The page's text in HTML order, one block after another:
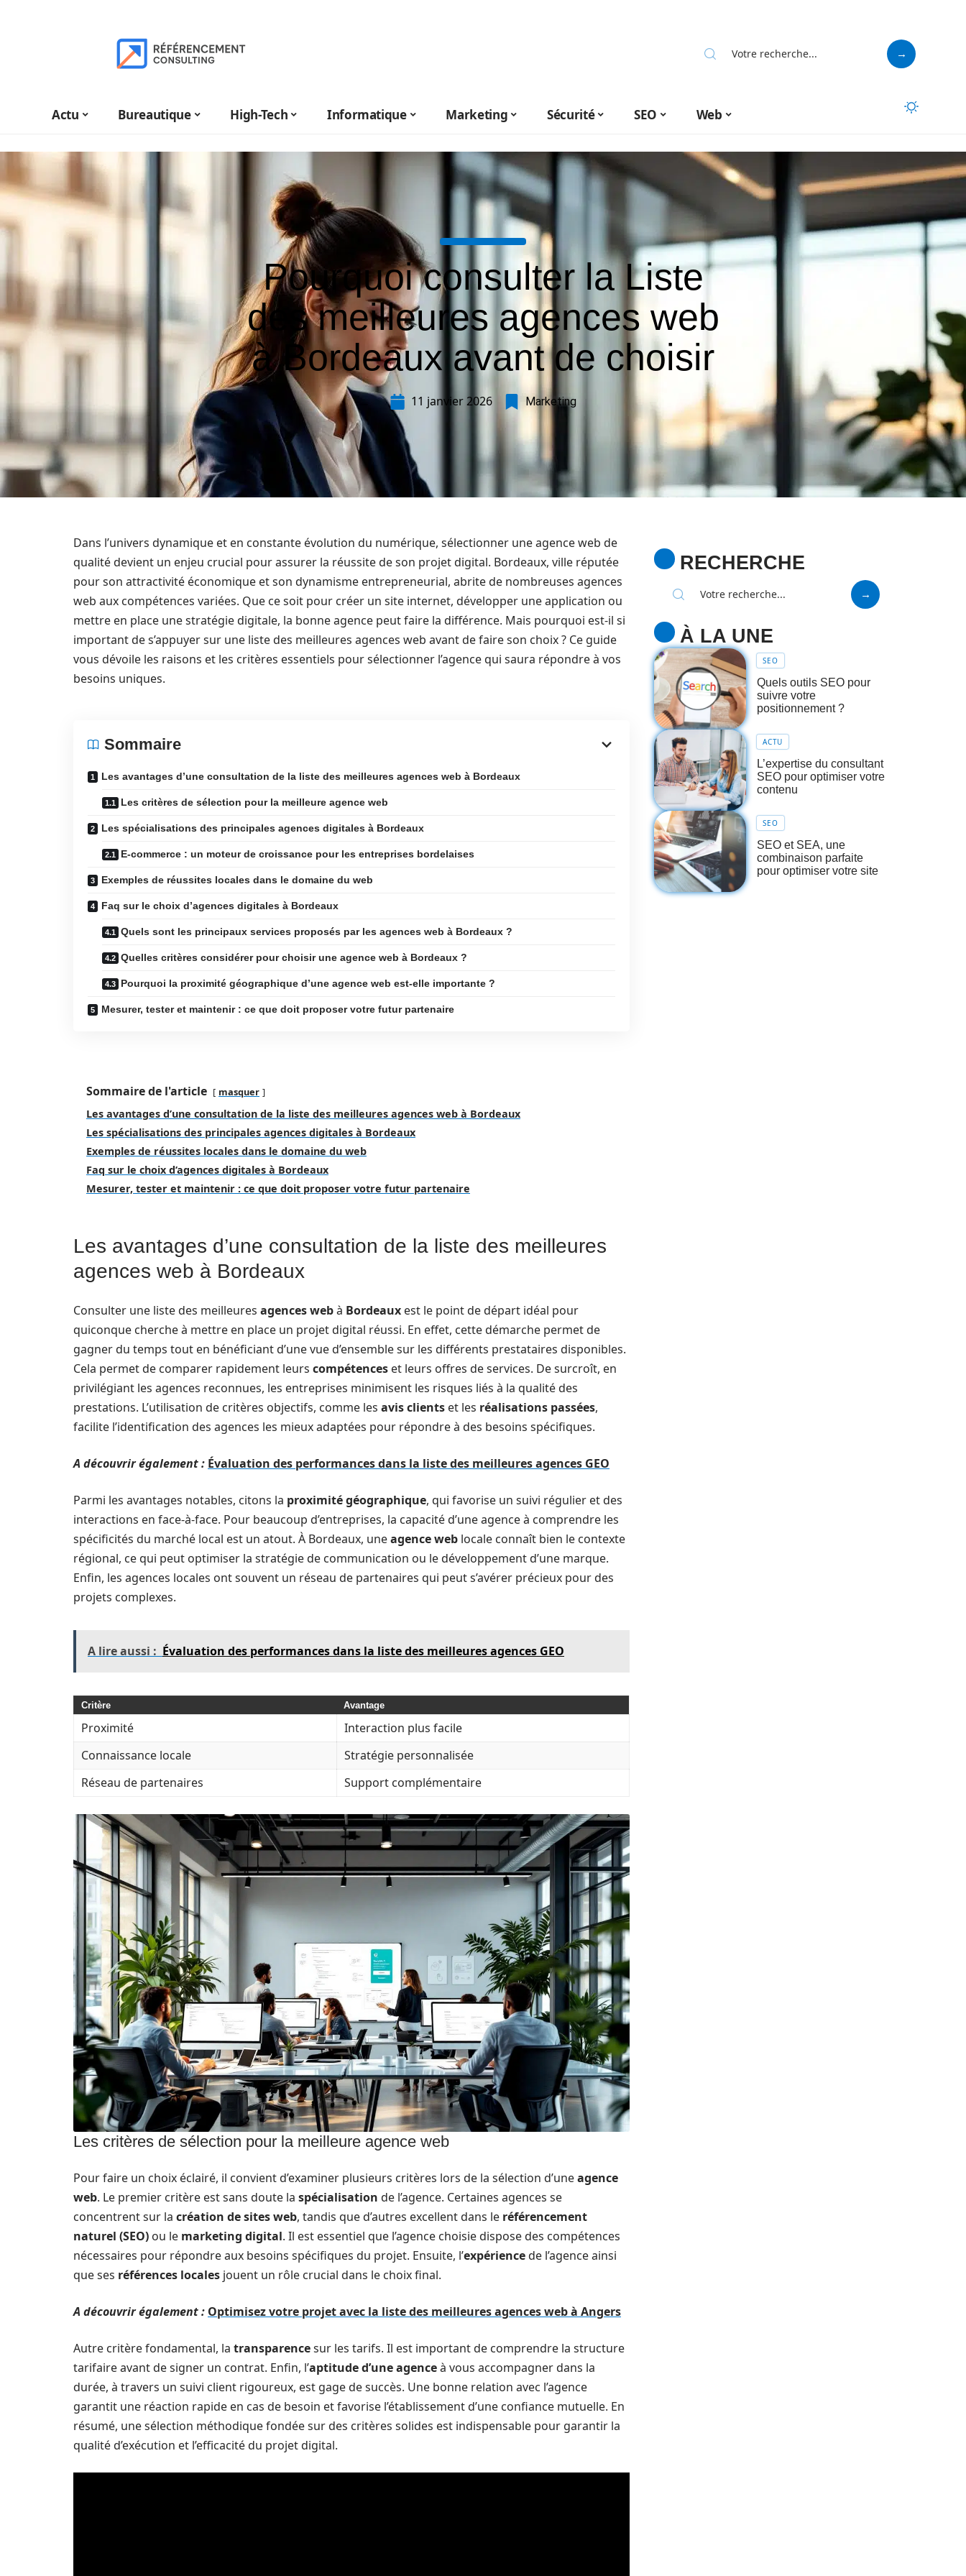
Actu Bureautique High-Tech Informatique Marketing Sécurité SEO Web
Pourquoi consulter la Liste
des meilleures agences web
à Bordeaux avant de choisir
11 janvier 2026 Marketing
Dans l’univers dynamique et en constante évolution du numérique, sélectionner une agence web de
qualité devient un enjeu crucial pour assurer la réussite de son projet digital. Bordeaux, ville réputée
pour son attractivité économique et son dynamisme entrepreneurial, abrite de nombreuses agences
web aux compétences variées. Que ce soit pour créer un site internet, développer une application ou
mettre en place une stratégie digitale, la bonne agence peut faire la différence. Mais pourquoi est-il si
important de s’appuyer sur une liste des meilleures agences web avant de faire son choix ? Ce guide
vous dévoile les raisons et les critères essentiels pour sélectionner l’agence qui saura répondre à vos
besoins uniques.
Sommaire
Les avantages d’une consultation de la liste des meilleures agences web à Bordeaux
Les critères de sélection pour la meilleure agence web
Les spécialisations des principales agences digitales à Bordeaux
E-commerce : un moteur de croissance pour les entreprises bordelaises
Exemples de réussites locales dans le domaine du web
Faq sur le choix d’agences digitales à Bordeaux
Quels sont les principaux services proposés par les agences web à Bordeaux ?
Quelles critères considérer pour choisir une agence web à Bordeaux ?
Pourquoi la proximité géographique d’une agence web est-elle importante ?
Mesurer, tester et maintenir : ce que doit proposer votre futur partenaire
Sommaire de l'article masquer
Les avantages d’une consultation de la liste des meilleures agences web à Bordeaux
Les spécialisations des principales agences digitales à Bordeaux
Exemples de réussites locales dans le domaine du web
Faq sur le choix d’agences digitales à Bordeaux
Mesurer, tester et maintenir : ce que doit proposer votre futur partenaire
Les avantages d’une consultation de la liste des meilleures
agences web à Bordeaux
Consulter une liste des meilleures agences webà Bordeaux est le point de départ idéal pour
quiconque cherche à mettre en place un projet digital réussi. En effet, cette démarche permet de
gagner du temps tout en bénéficiant d’une vue d’ensemble sur les différents prestataires disponibles.
Cela permet de comparer rapidement leurs compétences et leurs offres de services. De surcroît, en
privilégiant les agences reconnues, les entreprises minimisent les risques liés à la qualité des
prestations. L’utilisation de critères objectifs, comme les avis clients et les réalisations passées,
facilite l’identification des agences les mieux adaptées pour répondre à des besoins spécifiques.
A découvrir également : Évaluation des performances dans la liste des meilleures agences GEO
Parmi les avantages notables, citons la proximité géographique, qui favorise un suivi régulier et des
interactions en face-à-face. Pour beaucoup d’entreprises, la capacité d’une agence à comprendre les
spécificités du marché local est un atout. À Bordeaux, uneagence web locale connaît bien le contexte
régional, ce qui peut optimiser la stratégie de communication ou le développement d’une marque.
Enfin, les agences locales ont souvent un réseau de partenaires qui peut s’avérer précieux pour des
projets complexes.
A lire aussi : Évaluation des performances dans la liste des meilleures agences GEO
Critère Avantage
Proximité
Interaction plus facile
Connaissance locale
Stratégie personnalisée
Réseau de partenaires
Support complémentaire
Les critères de sélection pour la meilleure agence web
Pour faire un choix éclairé, il convient d’examiner plusieurs critères lors de la sélection d’uneagence
web. Le premier critère est sans doute la spécialisation de l’agence. Certaines agences se
concentrent sur la création de sites web, tandis que d’autres excellent dans le référencement
naturel (SEO) ou le marketing digital. Il est essentiel que l’agence choisie dispose des compétences
nécessaires pour répondre aux besoins spécifiques du projet. Ensuite, l’expériencede l’agence ainsi
que ses références locales jouent un rôle crucial dans le choix final.
A découvrir également : Optimisez votre projet avec la liste des meilleures agences web à Angers
Autre critère fondamental, la transparencesur les tarifs. Il est important de comprendre la structure
tarifaire avant de signer un contrat. Enfin, l’aptitude d’une agenceà vous accompagner dans la
durée, à travers un suivi client rigoureux, est gage de succès. Une bonne relation avec l’agence
garantit une réaction rapide en cas de besoin et favorise l’établissement d’une confiance mutuelle. En
résumé, une sélection méthodique fondée sur des critères solides est indispensable pour garantir la
qualité d’exécution et l’efficacité du projet digital.
RECHERCHE
À LA UNE
SEO
Quels outils SEO pour
suivre votre
positionnement ?
ACTU
L’expertise du consultant
SEO pour optimiser votre
contenu
SEO
SEO et SEA, une
combinaison parfaite
pour optimiser votre site